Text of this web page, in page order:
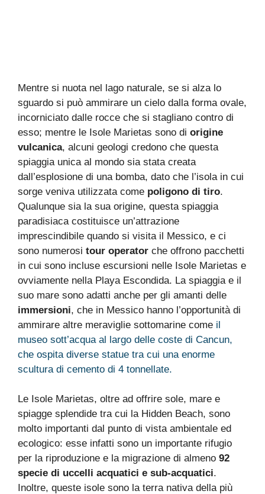
Mentre si nuota nel lago naturale, se si alza lo
sguardo si può ammirare un cielo dalla forma ovale,
incorniciato dalle rocce che si stagliano contro di
esso; mentre le Isole Marietas sono di origine
vulcanica, alcuni geologi credono che questa
spiaggia unica al mondo sia stata creata
dall’esplosione di una bomba, dato che l’isola in cui
sorge veniva utilizzata come poligono di tiro.
Qualunque sia la sua origine, questa spiaggia
paradisiaca costituisce un’attrazione
imprescindibile quando si visita il Messico, e ci
sono numerosi tour operator che offrono pacchetti
in cui sono incluse escursioni nelle Isole Marietas e
ovviamente nella Playa Escondida. La spiaggia e il
suo mare sono adatti anche per gli amanti delle
immersioni, che in Messico hanno l’opportunità di
ammirare altre meraviglie sottomarine come il
museo sott’acqua al largo delle coste di Cancun,
che ospita diverse statue tra cui una enorme
scultura di cemento di 4 tonnellate.
Le Isole Marietas, oltre ad offrire sole, mare e
spiagge splendide tra cui la Hidden Beach, sono
molto importanti dal punto di vista ambientale ed
ecologico: esse infatti sono un importante rifugio
per la riproduzione e la migrazione di almeno 92
specie di uccelli acquatici e sub-acquatici.
Inoltre, queste isole sono la terra nativa della più